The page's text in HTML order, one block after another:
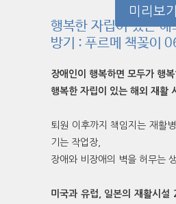
미리보기
행복한 자립이 있는
방기 : 푸르메 책꽂이
장애인이 행복하면 모두가 행
행복한 자립이 있는 해외 재활
퇴원 이후까지 책임지는 재활
기는 작업장,
장애와 비장애의 벽을 허무는
미국과 유럽, 일본의 재활시설